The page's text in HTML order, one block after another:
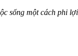
sống một cách phi